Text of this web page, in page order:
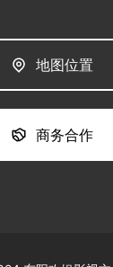
地图位置
商务合作